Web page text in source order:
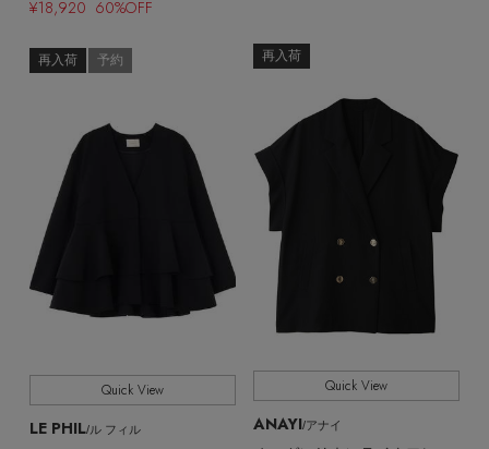
¥18,920 60%OFF
再入荷
Quick View
ANAYI/アナイ
再入荷 予約
Quick View
LE PHIL/ル フィル